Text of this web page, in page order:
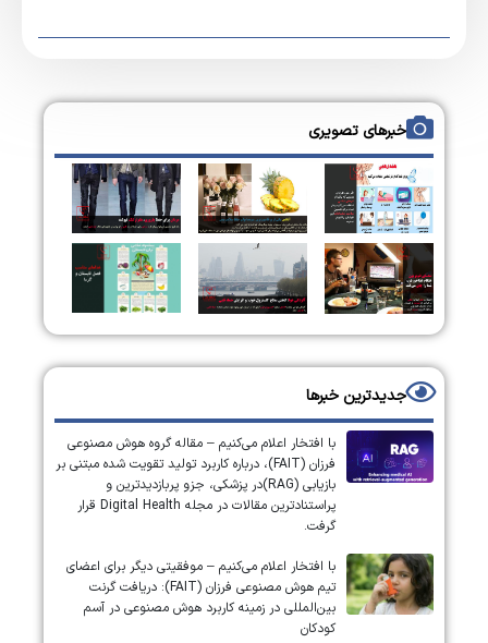
خبرهای تصویری
جدیدترین خبرها
با افتخار اعلام می‌کنیم – مقاله گروه هوش مصنوعی
فرزان (FAIT)، درباره کاربرد تولید تقویت شده مبتنی بر
بازیابی (RAG)در پزشکی، جزو پربازدیدترین و
پراستنادترین مقالات در مجله Digital Health قرار
گرفت.
با افتخار اعلام می‌کنیم – موفقیتی دیگر برای اعضای
تیم هوش مصنوعی فرزان (FAIT): دریافت گرنت
بین‌المللی در زمینه کاربرد هوش مصنوعی در آسم
کودکان